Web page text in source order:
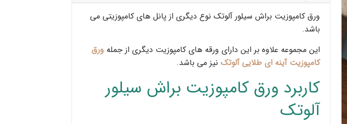
ورق کامپوزیت براش سیلور آلوتک‎ نوع دیگری از پانل های کامپوزیتی می
باشد.
این مجموعه علاوه بر این دارای ورقه های کامپوزیت دیگری از جمله ورق
کامپوزیت آینه ای طلایی آلوتکنیز می باشد.
کاربرد ورق کامپوزیت براش سیلور
آلوتک‎